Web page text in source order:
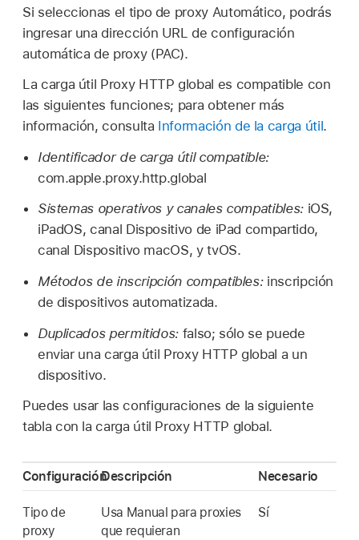
Si seleccionas el tipo de proxy Automático, podrás
ingresar una dirección URL de configuración
automática de proxy (PAC).
La carga útil Proxy HTTP global es compatible con
las siguientes funciones; para obtener más
información, consulta Información de la carga útil.
Identificador de carga útil compatible:
com.apple.proxy.http.global
Sistemas operativos y canales compatibles:iOS,
iPadOS, canal Dispositivo de iPad compartido,
canal Dispositivo macOS, y tvOS.
Métodos de inscripción compatibles:inscripción
de dispositivos automatizada.
Duplicados permitidos: falso; sólo se puede
enviar una carga útil Proxy HTTP global a un
dispositivo.
Puedes usar las configuraciones de la siguiente
tabla con la carga útil Proxy HTTP global.
ConfiguraciónDescripción Necesario
Tipo de
proxy
Usa Manual para proxies
que requieran
Sí